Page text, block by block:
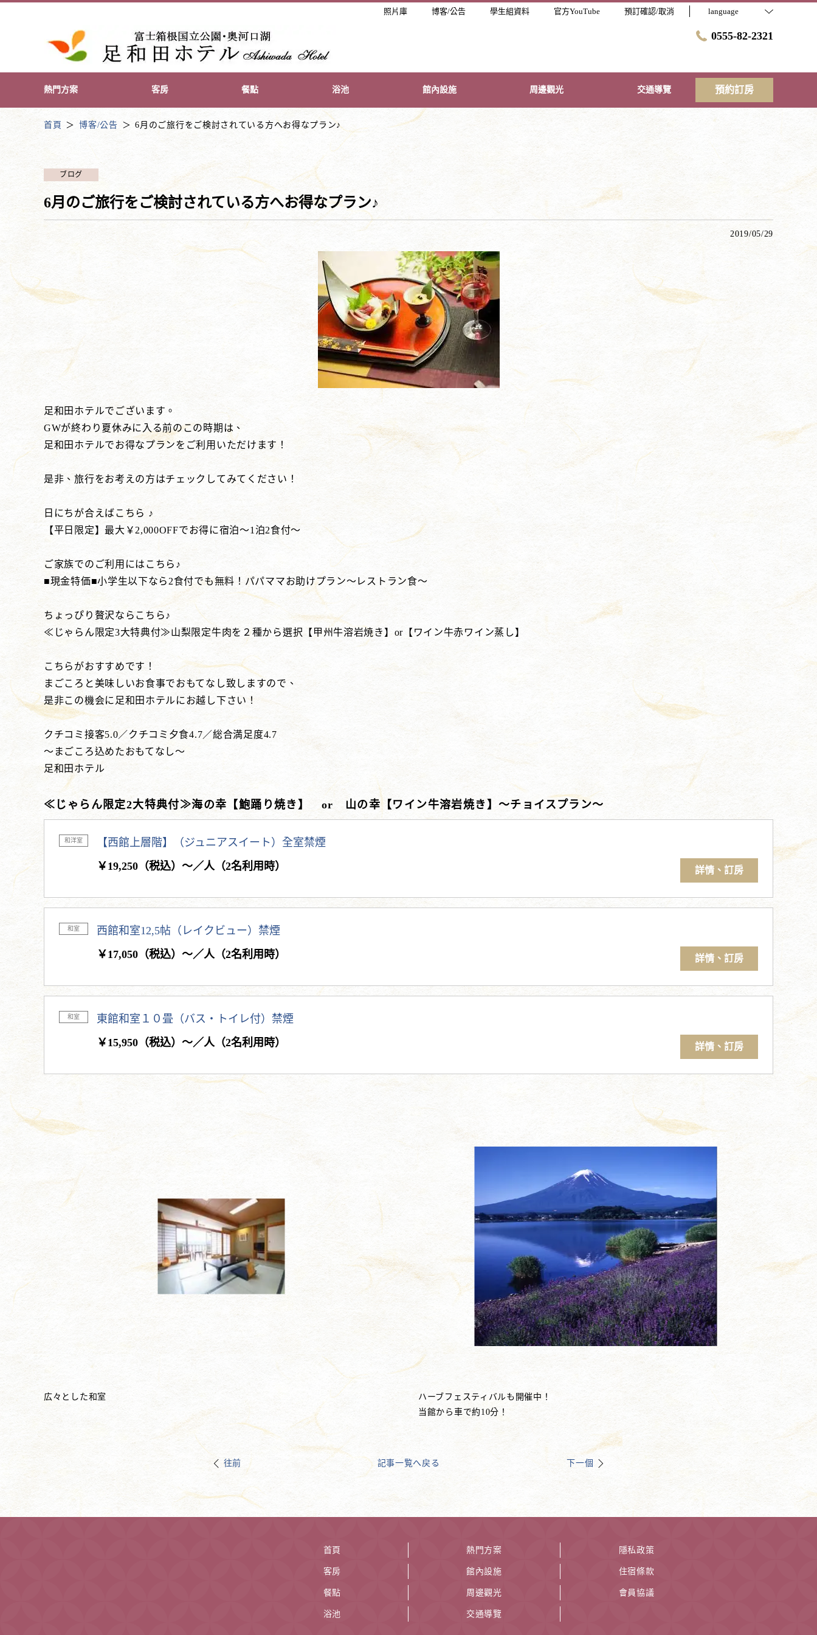
照片庫 博客/公告 學生組資料 官方YouTube 預訂確認/取消 language
0555-82-2321
熱門方案 客房 餐點 浴池 館內設施 周邊觀光 交通導覽 預約訂房
首頁 博客/公告 6月のご旅行をご検討されている方へお得なプラン♪
ブログ
6月のご旅行をご検討されている方へお得なプラン♪
2019/05/29
足和田ホテルでございます。
GWが終わり夏休みに入る前のこの時期は、
足和田ホテルでお得なプランをご利用いただけます！
是非、旅行をお考えの方はチェックしてみてください！
日にちが合えばこちら ♪
【平日限定】最大￥2,000OFFでお得に宿泊～1泊2食付～
ご家族でのご利用にはこちら♪
■現金特価■小学生以下なら2食付でも無料！パパママお助けプラン～レストラン食～
ちょっぴり贅沢ならこちら♪
≪じゃらん限定3大特典付≫山梨限定牛肉を２種から選択【甲州牛溶岩焼き】or【ワイン牛赤ワイン蒸し】
こちらがおすすめです！
まごころと美味しいお食事でおもてなし致しますので、
是非この機会に足和田ホテルにお越し下さい！
クチコミ接客5.0／クチコミ夕食4.7／総合満足度4.7
～まごころ込めたおもてなし～
足和田ホテル
≪じゃらん限定2大特典付≫海の幸【鮑踊り焼き】 or 山の幸【ワイン牛溶岩焼き】～チョイスプラン～
和洋室
【西館上層階】（ジュニアスイート）全室禁煙
￥19,250（税込）～／人（2名利用時）
詳情、訂房
和室
西館和室12,5帖（レイクビュー）禁煙
￥17,050（税込）～／人（2名利用時）
詳情、訂房
和室
東館和室１０畳（バス・トイレ付）禁煙
￥15,950（税込）～／人（2名利用時）
詳情、訂房
広々とした和室
ハーブフェスティバルも開催中！
当館から車で約10分！
往前 記事一覧へ戻る 下一個
首頁
客房
餐點
浴池
熱門方案
館內設施
周邊觀光
交通導覽
隱私政策
住宿條款
會員協議